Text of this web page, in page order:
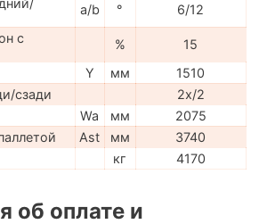
a/b °
6/12
с
%
15
Y мм
1510
сзади
2x/2
Wa мм
2075
Ast мм
3740
кг 4170
об оплате и